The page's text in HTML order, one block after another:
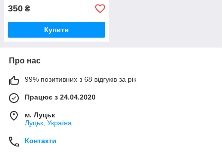
350 ₴
Купити
Про нас
99% позитивних з 68 відгуків за рік
Працює з 24.04.2020
м. Луцьк
Луцьк, Україна
Контакти